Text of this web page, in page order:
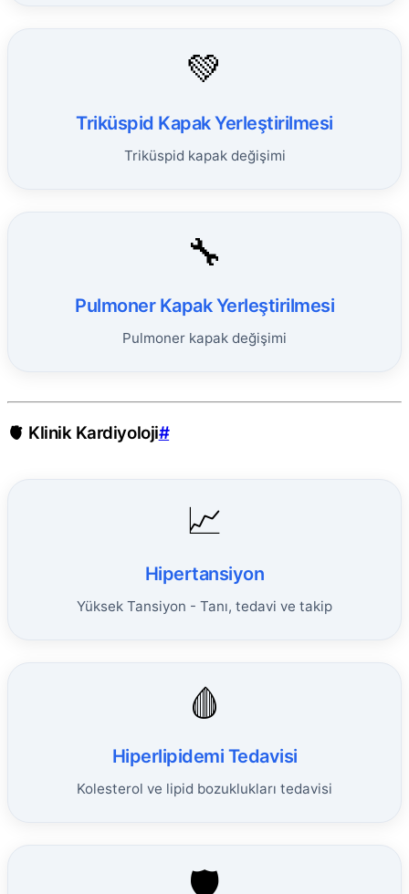
💚
Triküspid Kapak Yerleştirilmesi
Triküspid kapak değişimi
🔧
Pulmoner Kapak Yerleştirilmesi
Pulmoner kapak değişimi
🫀 Klinik Kardiyoloji#
📈
Hipertansiyon
Yüksek Tansiyon - Tanı, tedavi ve takip
🩸
Hiperlipidemi Tedavisi
Kolesterol ve lipid bozuklukları tedavisi